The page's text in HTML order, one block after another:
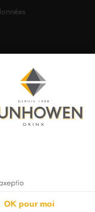
réservés